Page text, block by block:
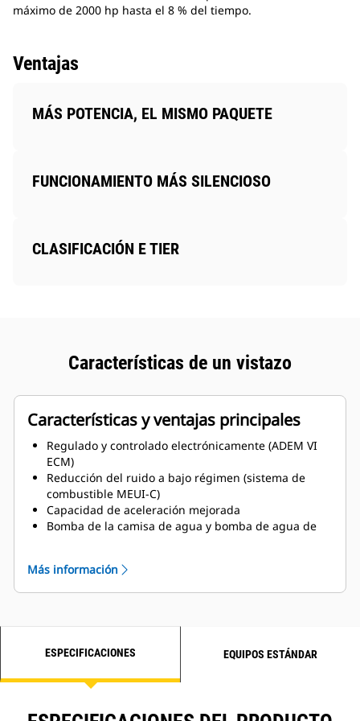
máximo de 2000 hp hasta el 8 % del tiempo.
Ventajas
MÁS POTENCIA, EL MISMO PAQUETE
FUNCIONAMIENTO MÁS SILENCIOSO
CLASIFICACIÓN E TIER
Características de un vistazo
Características y ventajas principales
Regulado y controlado electrónicamente (ADEM VI
ECM)
Reducción del ruido a bajo régimen (sistema de
combustible MEUI-C)
Capacidad de aceleración mejorada
Bomba de la camisa de agua y bomba de agua de
Certificaciones MCS disponibles
Intercambiador de calor de placas de titanio
Más información
ESPECIFICACIONES EQUIPOS ESTÁNDAR